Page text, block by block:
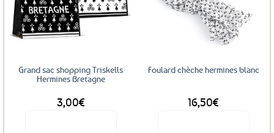
Ajouter
aux
Grand sac shopping Triskells
Hermines Bretagne
3,00€
aux
favoris
Foulard chèche hermines blanc
16,50€